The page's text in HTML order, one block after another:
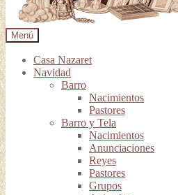
Menú
Casa Nazaret
Navidad
Barro
Nacimientos
Pastores
Barro y Tela
Nacimientos
Anunciaciones
Reyes
Pastores
Grupos